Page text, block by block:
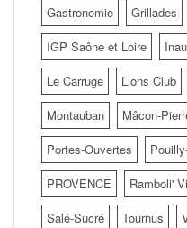
Gastronomie
Grillades
IGP Saône et Loire
Le Carruge
Lions Club
Montauban
Mâcon-
Portes-Ouvertes
PROVENCE
Ramboli'
Salé-Sucré
Tournus